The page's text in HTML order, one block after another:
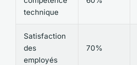
technique
Satisfaction
des
employés
70%